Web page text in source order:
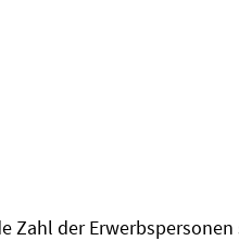
Zahl der